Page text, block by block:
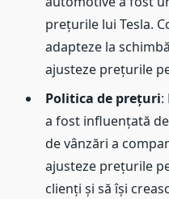
prețurile lui Tesla.
adapteze la
ajusteze prețurile
Politica de prețuri:
a fost influențată
de vânzări a
ajusteze prețurile
clienți și să își